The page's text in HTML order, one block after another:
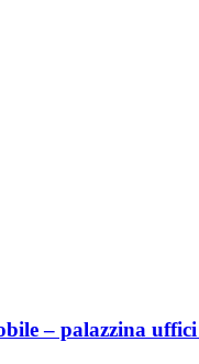
– palazzina